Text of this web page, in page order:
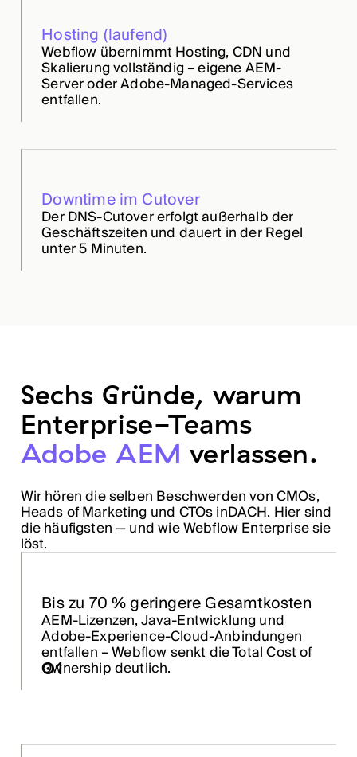
Hosting (laufend)
Webflow übernimmt Hosting, CDN und
Skalierung vollständig – eigene AEM-
Server oder Adobe-Managed-Services
entfallen.
Downtime im Cutover
Der DNS-Cutover erfolgt außerhalb der
Geschäftszeiten und dauert in der Regel
unter 5 Minuten.
Sechs Gründe, warum
Enterprise-Teams
Adobe AEM verlassen.
Wir hören die selben Beschwerden von CMOs,
Heads of Marketing und CTOs inDACH. Hier sind
die häufigsten — und wie Webflow Enterprise sie
löst.
Bis zu 70 % geringere Gesamtkosten
01
AEM-Lizenzen, Java-Entwicklung und
Adobe-Experience-Cloud-Anbindungen
entfallen – Webflow senkt die Total Cost of
Ownership deutlich.